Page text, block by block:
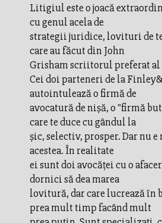
Litigiul este o joacă
cu genul acela de
strategii juridice, lovituri de
care au făcut din John
Grisham scriitorul preferat
Cei doi parteneri de la
autointulează o firmă de
avocatură de nişă, o "firmă
care te duce cu gândul la
şic, selectiv, prosper. Dar nu
acestea. În realitate
ei sunt doi avocăţei cu o
dornici să dea marea
lovitură, dar care lucrează în
prea mult timp facând mult